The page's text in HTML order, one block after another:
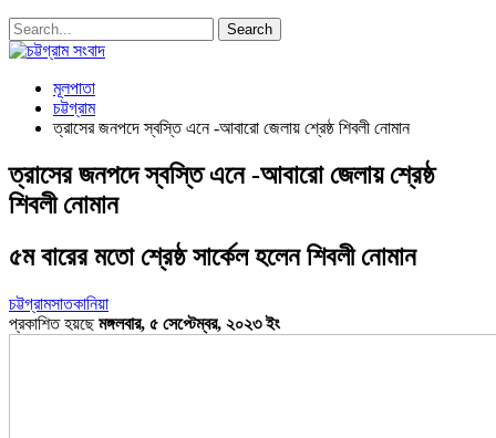
মূলপাতা
চট্টগ্রাম
ত্রাসের জনপদে স্বস্তি এনে -আবারো জেলায় শ্রেষ্ঠ শিবলী নোমান
ত্রাসের জনপদে স্বস্তি এনে -আবারো জেলায় শ্রেষ্ঠ
শিবলী নোমান
৫ম বারের মতো শ্রেষ্ঠ সার্কেল হলেন শিবলী নোমান
চট্টগ্রামসাতকানিয়া
প্রকাশিত হয়ছেমঙ্গলবার, ৫ সেপ্টেম্বর, ২০২৩ ইং